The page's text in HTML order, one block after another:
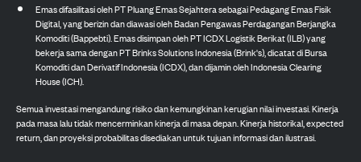
Emas difasilitasi oleh PT Pluang Emas Sejahtera sebagai Pedagang Emas Fisik
Digital, yang berizin dan diawasi oleh Badan Pengawas Perdagangan Berjangka
Komoditi (Bappebti). Emas disimpan oleh PT ICDX Logistik Berikat (ILB) yang
bekerja sama dengan PT Brinks Solutions Indonesia (Brink's), dicatat di Bursa
Komoditi dan Derivatif Indonesia (ICDX), dan dijamin oleh Indonesia Clearing
House (ICH).
Semua investasi mengandung risiko dan kemungkinan kerugian nilai investasi. Kinerja
pada masa lalu tidak mencerminkan kinerja di masa depan. Kinerja historikal, expected
return, dan proyeksi probabilitas disediakan untuk tujuan informasi dan ilustrasi.